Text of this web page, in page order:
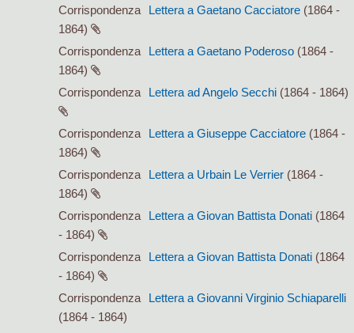
Corrispondenza
Lettera a Gaetano Cacciatore (1864 -
1864)
Corrispondenza
Lettera a Gaetano Poderoso (1864 -
1864)
Corrispondenza
Lettera ad Angelo Secchi (1864 - 1864)
Corrispondenza Lettera a Giuseppe Cacciatore (1864 -
1864)
Corrispondenza
Lettera a Urbain Le Verrier (1864 -
1864)
Corrispondenza
Lettera a Giovan Battista Donati (1864
- 1864)
Corrispondenza
Lettera a Giovan Battista Donati (1864
- 1864)
Corrispondenza
Lettera a Giovanni Virginio Schiaparelli
(1864 - 1864)